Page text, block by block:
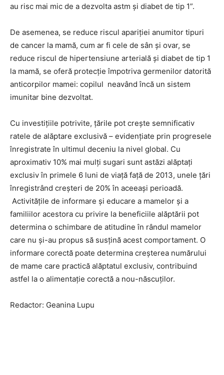
au risc mai mic de a dezvolta astm și diabet de tip 1”.
De asemenea, se reduce riscul apariției anumitor tipuri
de cancer la mamă, cum ar fi cele de sân și ovar, se
reduce riscul de hipertensiune arterială și diabet de tip 1
la mamă, se oferă protecție împotriva germenilor datorită
anticorpilor mamei: copilul neavând încă un sistem
imunitar bine dezvoltat.
Cu investițiile potrivite, țările pot crește semnificativ
ratele de alăptare exclusivă – evidențiate prin progresele
înregistrate în ultimul deceniu la nivel global. Cu
aproximativ 10% mai mulți sugari sunt astăzi alăptați
exclusiv în primele 6 luni de viață față de 2013, unele țări
înregistrând creșteri de 20% în aceeași perioadă.
Activitățile de informare și educare a mamelor și a
familiilor acestora cu privire la beneficiile alăptării pot
determina o schimbare de atitudine în rândul mamelor
care nu și-au propus să susțină acest comportament. O
informare corectă poate determina creșterea numărului
de mame care practică alăptatul exclusiv, contribuind
astfel la o alimentație corectă a nou-născuților.
Redactor: Geanina Lupu